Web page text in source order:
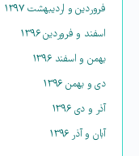
فروردین و اردیبهشت ۱۳۹۷
اسفند و فروردین ۱۳۹۶
بهمن و اسفند ۱۳۹۶
دی و بهمن ۱۳۹۶
آذر و دی ۱۳۹۶
آبان و آذر ۱۳۹۶